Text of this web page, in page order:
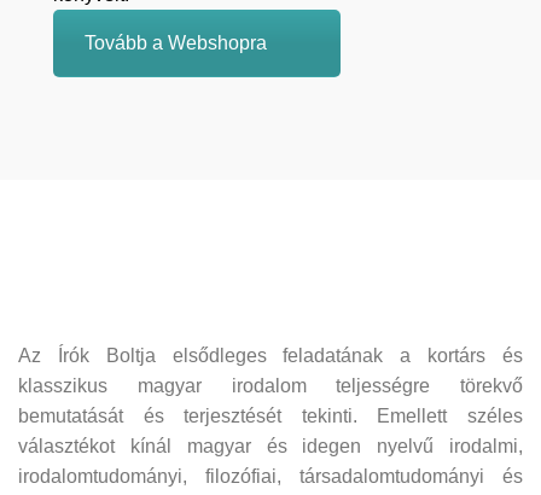
Tovább a Webshopra
Az Írók Boltja elsődleges feladatának a kortárs és
klasszikus magyar irodalom teljességre törekvő
bemutatását és terjesztését tekinti. Emellett széles
választékot kínál magyar és idegen nyelvű irodalmi,
irodalomtudományi, filozófiai, társadalomtudományi és